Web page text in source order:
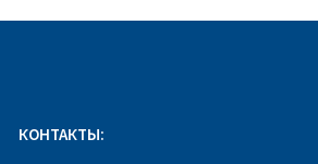
КОНТАКТЫ: